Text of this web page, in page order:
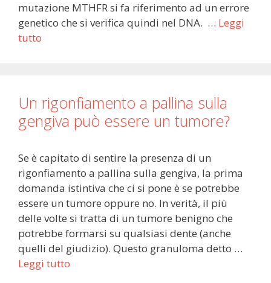
mutazione MTHFR si fa riferimento ad un errore
genetico che si verifica quindi nel DNA. … Leggi
tutto
Un rigonfiamento a pallina sulla
gengiva può essere un tumore?
Se è capitato di sentire la presenza di un
rigonfiamento a pallina sulla gengiva, la prima
domanda istintiva che ci si pone è se potrebbe
essere un tumore oppure no. In verità, il più
delle volte si tratta di un tumore benigno che
potrebbe formarsi su qualsiasi dente (anche
quelli del giudizio). Questo granuloma detto …
Leggi tutto